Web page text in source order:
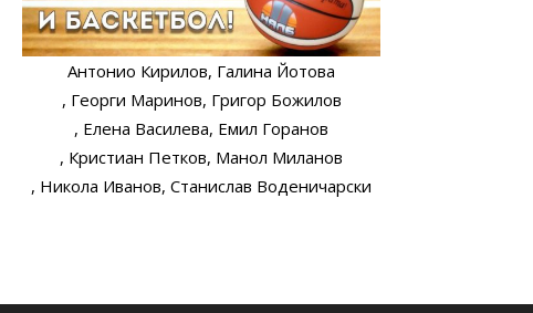
Антонио Кирилов, Галина Йотова
, Георги Маринов, Григор Божилов
, Елена Василева, Емил Горанов
, Кристиан Петков, Манол Миланов
, Никола Иванов, Станислав Воденичарски